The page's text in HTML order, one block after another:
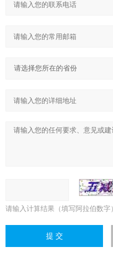
请输入计算结果（填写阿拉伯数字